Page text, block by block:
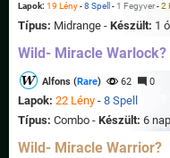
Lapok: 19 Lény-8 Spell - 1 Fegyver-2
Típus: Midrange - Készült: 1
Wild- Miracle Warlock?
Alfons (Rare) 62 0
Lapok: 22 Lény - 8 Spell
Típus: Combo - Készült: 6
Wild- Miracle Warrior?